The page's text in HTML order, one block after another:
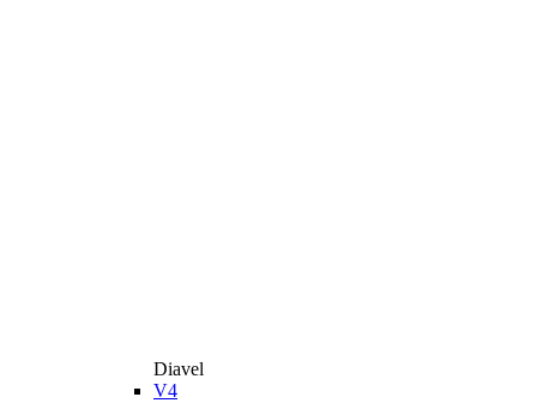
Diavel
V4